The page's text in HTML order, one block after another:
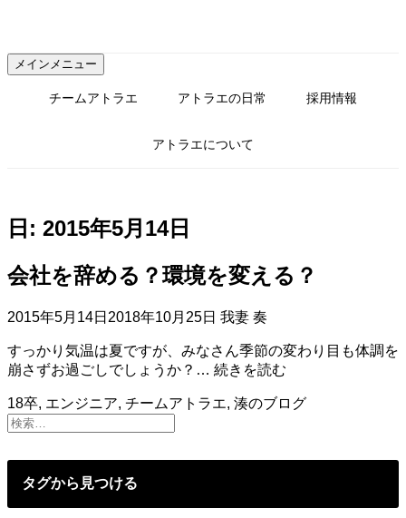
テ
ン
メインメニュー
チームアトラエ アトラエの日常 採用情報
アトラエについて
日: 2015年5月14日
会社を辞める？環境を変える？
2015年5月14日 2018年10月25日 我妻 奏
すっかり気温は夏ですが、みなさん季節の変わり目も体調を
崩さずお過ごしでしょうか？… 続きを読む
を
る？
18卒, エンジニア, チームアトラエ, 湊のブログ
タグから見つける